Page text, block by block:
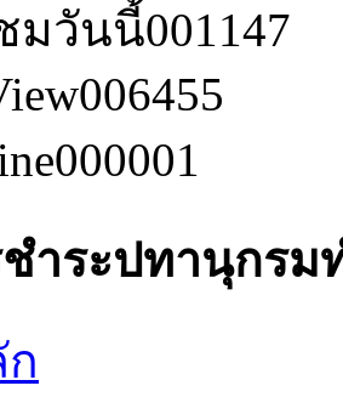
มวันนี้001147
006455
000001
ำระปทานุกรม